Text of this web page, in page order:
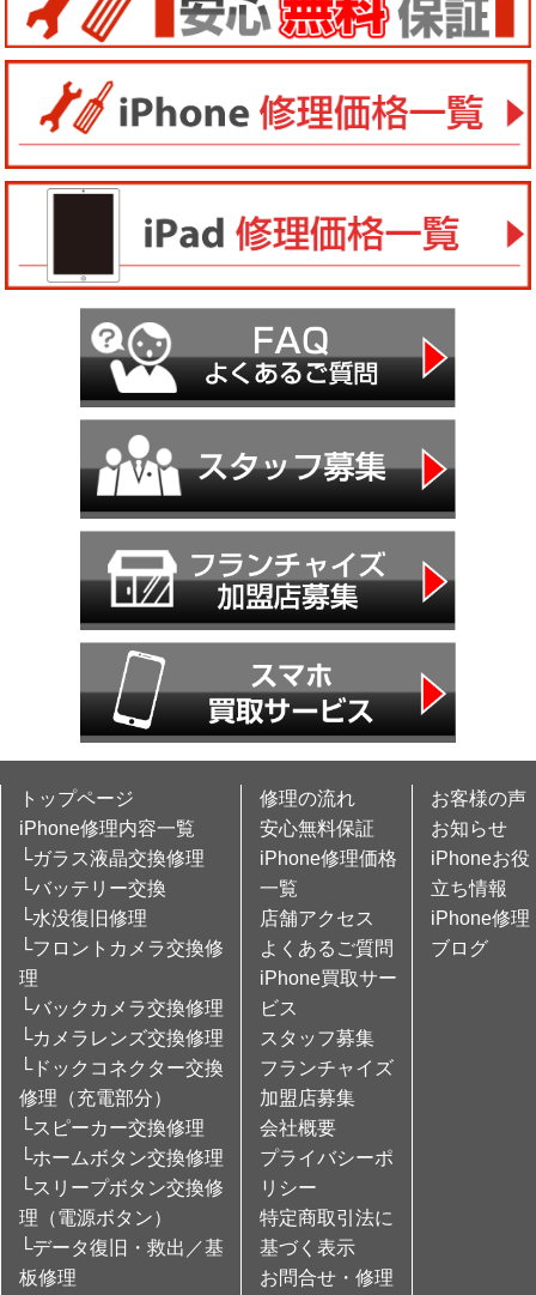
トップページ
iPhone修理内容一覧
└ガラス液晶交換修理
└バッテリー交換
└水没復旧修理
└フロントカメラ交換修
理
└バックカメラ交換修理
└カメラレンズ交換修理
└ドックコネクター交換
修理（充電部分）
└スピーカー交換修理
└ホームボタン交換修理
└スリープボタン交換修
理（電源ボタン）
└データ復旧・救出／基
板修理
修理の流れ
安心無料保証
iPhone修理価格
一覧
店舗アクセス
よくあるご質問
iPhone買取サー
ビス
スタッフ募集
フランチャイズ
加盟店募集
会社概要
プライバシーポ
リシー
特定商取引法に
基づく表示
お問合せ・修理
お客様の声
お知らせ
iPhoneお役
立ち情報
iPhone修理
ブログ